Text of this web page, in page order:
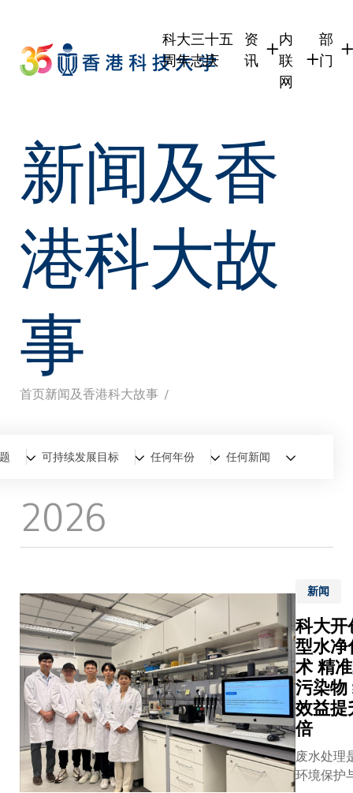
main
content
科大三十五
周年志庆
资
讯
校友
传媒
公众
内
联
网
部
门
新闻及香
港科大故
事
面
包
屑
首页新闻及香港科大故事
全部新闻香港科大故事
可持续发展目标 任何年份 任何新闻
2026
新闻
科大开
型水净
术 精
污染物
效益提
倍
废水处理
环境保护